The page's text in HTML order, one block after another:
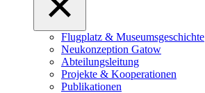
Flugplatz & Museumsgeschichte
Neukonzeption Gatow
Abteilungsleitung
Projekte & Kooperationen
Publikationen